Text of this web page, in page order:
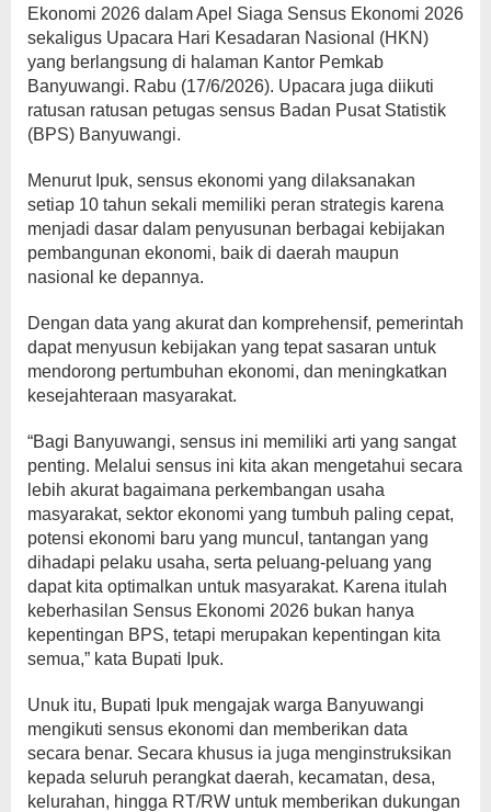
Ekonomi 2026 dalam Apel Siaga Sensus Ekonomi 2026
sekaligus Upacara Hari Kesadaran Nasional (HKN)
yang berlangsung di halaman Kantor Pemkab
Banyuwangi. Rabu (17/6/2026). Upacara juga diikuti
ratusan ratusan petugas sensus Badan Pusat Statistik
(BPS) Banyuwangi.
Menurut Ipuk, sensus ekonomi yang dilaksanakan
setiap 10 tahun sekali memiliki peran strategis karena
menjadi dasar dalam penyusunan berbagai kebijakan
pembangunan ekonomi, baik di daerah maupun
nasional ke depannya.
Dengan data yang akurat dan komprehensif, pemerintah
dapat menyusun kebijakan yang tepat sasaran untuk
mendorong pertumbuhan ekonomi, dan meningkatkan
kesejahteraan masyarakat.
“Bagi Banyuwangi, sensus ini memiliki arti yang sangat
penting. Melalui sensus ini kita akan mengetahui secara
lebih akurat bagaimana perkembangan usaha
masyarakat, sektor ekonomi yang tumbuh paling cepat,
potensi ekonomi baru yang muncul, tantangan yang
dihadapi pelaku usaha, serta peluang-peluang yang
dapat kita optimalkan untuk masyarakat. Karena itulah
keberhasilan Sensus Ekonomi 2026 bukan hanya
kepentingan BPS, tetapi merupakan kepentingan kita
semua,” kata Bupati Ipuk.
Unuk itu, Bupati Ipuk mengajak warga Banyuwangi
mengikuti sensus ekonomi dan memberikan data
secara benar. Secara khusus ia juga menginstruksikan
kepada seluruh perangkat daerah, kecamatan, desa,
kelurahan, hingga RT/RW untuk memberikan dukungan